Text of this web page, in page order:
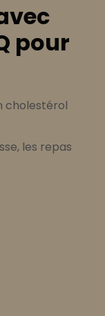
pour
cholestérol
les repas